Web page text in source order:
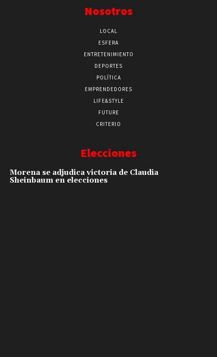
Nosotros
LOCAL
ESFERA
ENTRETENIMIENTO
DEPORTES
POLÍTICA
EMPRENDEDORES
LIFE&STYLE
FUTURE
CRITERIO
Elecciones
Morena se adjudica victoria de Claudia
Sheinbaum en elecciones